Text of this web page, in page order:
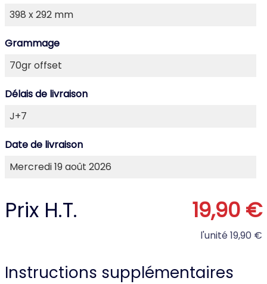
Grammage
Délais de livraison
Date de livraison
Prix H.T. 19,90 €
l'unité19,90 €
Instructions supplémentaires